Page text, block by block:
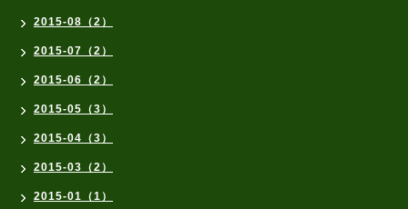
2015-08（2）
2015-07（2）
2015-06（2）
2015-05（3）
2015-04（3）
2015-03（2）
2015-01（1）